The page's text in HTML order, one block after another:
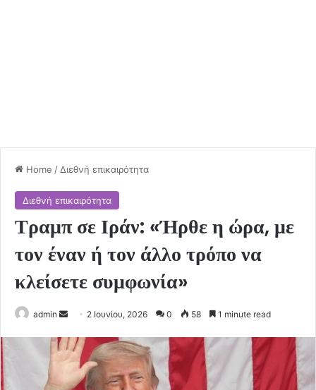
Home / Διεθνή επικαιρότητα
Διεθνή επικαιρότητα
Τραμπ σε Ιράν: «Ήρθε η ώρα, με
τον έναν ή τον άλλο τρόπο να
κλείσετε συμφωνία»
admin
Send
email
2 Ιουνίου, 2026 0 58 1 minute read